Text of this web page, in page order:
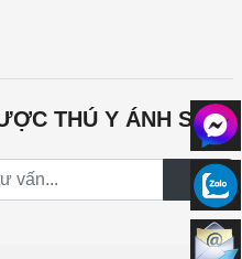
THÚ Y ÁNH SAO